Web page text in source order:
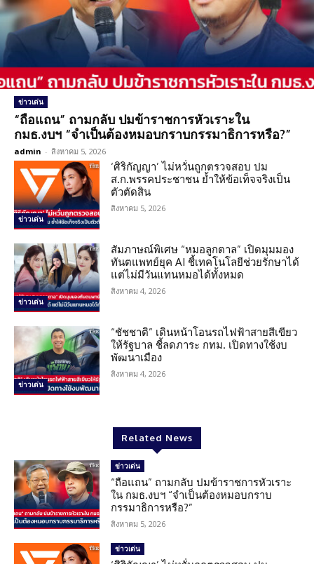
ข่าวเด่น
“ถือแถน” ถามกลับ ปมข้าราชการหัวเราะใน
กมธ.งบฯ “จำเป็นต้องหมอบกราบกรรมาธิการหรือ?”
admin - สิงหาคม 5, 2026
ข่าวเด่น
‘ศิริกัญญา’ ไม่หวั่นถูกตรวจสอบ ปม
ส.ก.พรรคประชาชน ย้ำให้ข้อเท็จจริงเป็น
ตัวตัดสิน
สิงหาคม 5, 2026
ข่าวเด่น
สัมภาษณ์พิเศษ “หมอลูกตาล” เปิดมุมมอง
ทันตแพทย์ยุค AI ชี้เทคโนโลยีช่วยรักษาได้
แต่ไม่มีวันแทนหมอได้ทั้งหมด
สิงหาคม 4, 2026
ข่าวเด่น
“ชัชชาติ” เดินหน้าโอนรถไฟฟ้าสายสีเขียว
ให้รัฐบาล ชี้ลดภาระ กทม. เปิดทางใช้งบ
พัฒนาเมือง
สิงหาคม 4, 2026
Related News
ข่าวเด่น
“ถือแถน” ถามกลับ ปมข้าราชการหัวเราะ
ใน กมธ.งบฯ “จำเป็นต้องหมอบกราบ
กรรมาธิการหรือ?”
สิงหาคม 5, 2026
ข่าวเด่น